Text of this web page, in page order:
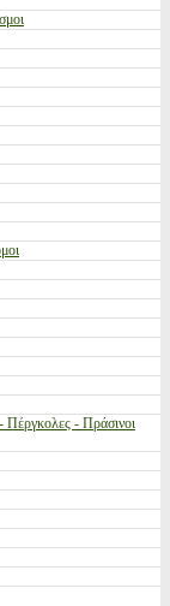
Πέργκολες - Πράσινοι